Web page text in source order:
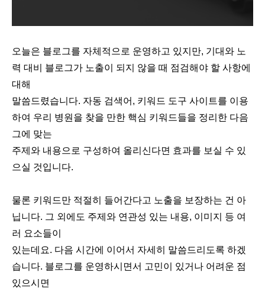
오늘은 블로그를 자체적으로 운영하고 있지만, 기대와 노
력 대비 블로그가 노출이 되지 않을 때 점검해야 할 사항에
대해
말씀드렸습니다. 자동 검색어, 키워드 도구 사이트를 이용
하여 우리 병원을 찾을 만한 핵심 키워드들을 정리한 다음
그에 맞는
주제와 내용으로 구성하여 올리신다면 효과를 보실 수 있
으실 것입니다.
물론 키워드만 적절히 들어간다고 노출을 보장하는 건 아
닙니다. 그 외에도 주제와 연관성 있는 내용, 이미지 등 여
러 요소들이
있는데요. 다음 시간에 이어서 자세히 말씀드리도록 하겠
습니다. 블로그를 운영하시면서 고민이 있거나 어려운 점
있으시면